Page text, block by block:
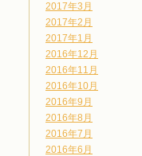
2017年3月
2017年2月
2017年1月
2016年12月
2016年11月
2016年10月
2016年9月
2016年8月
2016年7月
2016年6月